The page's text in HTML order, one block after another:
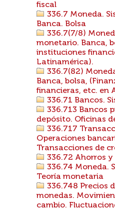
fiscal
336.7 Moneda.
Banca. Bolsa
336.7(7/8)
monetario. Banca,
instituciones
Latinamérica).
336.7(82)
Banca, bolsa,
financieras, etc. en
336.71 Bancos.
336.713 Bancos
depósito. Oficinas
336.717
Operaciones
Transacciones de
336.72 Ahorros
336.74 Moneda.
Teoría monetaria
336.748 Precios
monedas.
cambio.